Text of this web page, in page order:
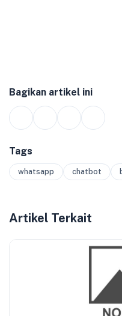
Bagikan artikel ini
Tags
whatsapp chatbot
Artikel Terkait